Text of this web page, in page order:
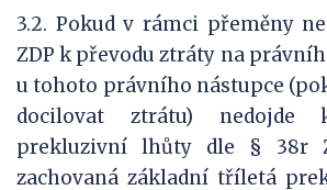
3.2. Pokud v rámci přeměny
ZDP k převodu ztráty na
u tohoto právního nástupce
docilovat ztrátu) nedojde
prekluzivní lhůty dle § 38r
zachovaná základní tříletá